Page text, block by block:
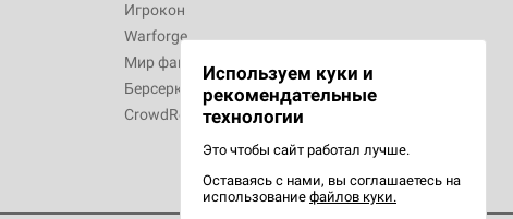
Игрокон
Warforge
Мир фантастики
Берсерк
CrowdRepublic
Используем куки и
рекомендательные
технологии
Это чтобы сайт работал лучше.
Оставаясь с нами, вы соглашаетесь на
использование файлов куки.